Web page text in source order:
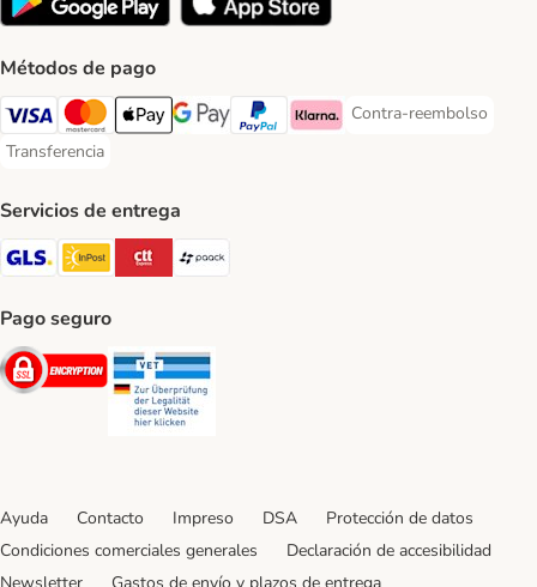
Métodos de pago
Visa Payment Method
Mastercard Payment Method
Apple Pay Payment Method
Google Pay Payment Method
PayPal Payment Method
Klarna Payment Method
Contra-reembolso
Contra-reembolso
Transferencia
Transferencia Payment Method
Servicios de entrega
GLS Shipping Method
InPost Shipping Method
CTTExpress Shipping Method
paack Shipping Method
Pago seguro
Security
Ayuda Contacto Impreso DSA
Protección de datos
Condiciones comerciales generales
Declaración de accesibilidad